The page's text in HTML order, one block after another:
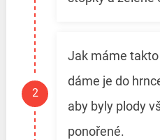
Jak máme
dáme je do
aby byly plody
ponořené.